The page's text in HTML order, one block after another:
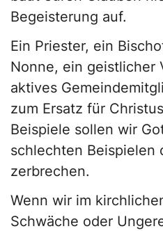
Begeisterung auf.
Ein Priester, ein
Nonne, ein geistlicher
aktives
zum Ersatz für
Beispiele sollen wir
schlechten Beispielen
zerbrechen.
Wenn wir im
Schwäche oder